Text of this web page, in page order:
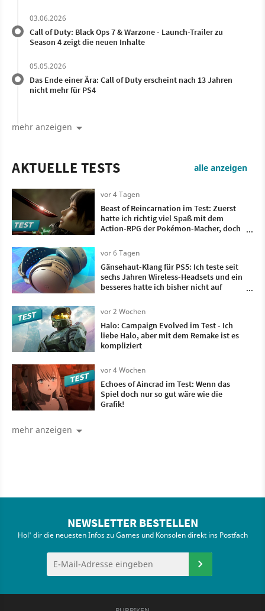
03.06.2026
Call of Duty: Black Ops 7 & Warzone - Launch-Trailer zu
Season 4 zeigt die neuen Inhalte
05.05.2026
Das Ende einer Ära: Call of Duty erscheint nach 13 Jahren
nicht mehr für PS4
mehr anzeigen
AKTUELLE TESTS alle anzeigen
vor 4 Tagen
Beast of Reincarnation im Test: Zuerst
hatte ich richtig viel Spaß mit dem
Action-RPG der Pokémon-Macher, doch
vorbei ist
vor 6 Tagen
Gänsehaut-Klang für PS5: Ich teste seit
sechs Jahren Wireless-Headsets und ein
besseres hatte ich bisher nicht auf
vor 2 Wochen
Halo: Campaign Evolved im Test - Ich
liebe Halo, aber mit dem Remake ist es
kompliziert
vor 4 Wochen
Echoes of Aincrad im Test: Wenn das
Spiel doch nur so gut wäre wie die
Grafik!
mehr anzeigen
NEWSLETTER BESTELLEN
Hol' dir die neuesten Infos zu Games und Konsolen direkt ins Postfach